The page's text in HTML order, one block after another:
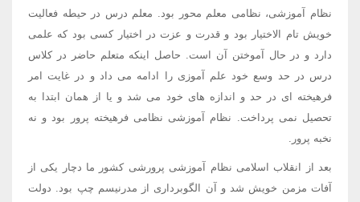
نظام آموزشی، نظامی معلم محور بود. معلم درس در حیطه فعالیت
خویش تام الاختیار بود و قدرت و عزت در اختیار کسی بود که علمی
دارد و در حال آموختن آن است. حاصل اینکه متعلم حاضر در کلاس
درس در حد وسع خود علم آموزی را ادامه می داد و در غایت امر
فرهیخته ای در حد و اندازه های خود می شد و یا از همان ابتدا به
تحصیل نمی پرداخت. نظام آموزشی نظامی فرهیخته پرور بود و نه
نخبه پرور.
بعد از انقلاب اسلامی نظام آموزشی پرورشی کشور ما دچار یکی از
آفات مزمن خویش شد و آن الگوبرداری از مدرنیسم چپ بود. دولت